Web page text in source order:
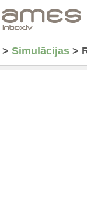
> Simulācijas >